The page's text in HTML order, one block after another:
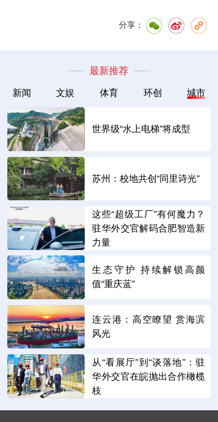
分享：
最新推荐
新闻 文娱 体育 环创 城市
世界级“水上电梯”将成型
苏州：校地共创“同里诗光”
这些“超级工厂”有何魔力？
驻华外交官解码合肥智造新
力量
生态守护 持续解锁高颜
值“重庆蓝”
连云港：高空瞭望 赏海滨
风光
从“看展厅”到“谈落地”：驻
华外交官在皖抛出合作橄榄
枝